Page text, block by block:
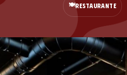
🍽️RESTAURANTE